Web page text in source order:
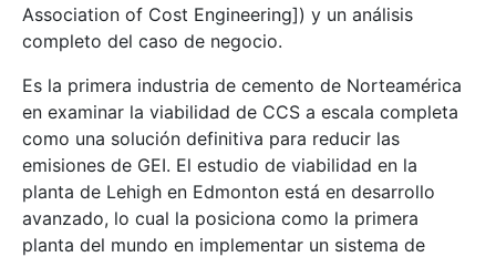
Association of Cost Engineering]) y un análisis
completo del caso de negocio.
Es la primera industria de cemento de Norteamérica
en examinar la viabilidad de CCS a escala completa
como una solución definitiva para reducir las
emisiones de GEI. El estudio de viabilidad en la
planta de Lehigh en Edmonton está en desarrollo
avanzado, lo cual la posiciona como la primera
planta del mundo en implementar un sistema de